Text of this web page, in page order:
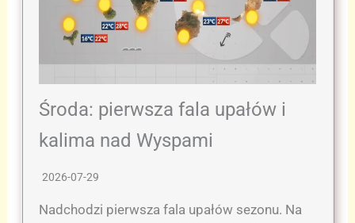
Środa: pierwsza fala upałów i
kalima nad Wyspami
2026-07-29
Nadchodzi pierwsza fala upałów sezonu. Na